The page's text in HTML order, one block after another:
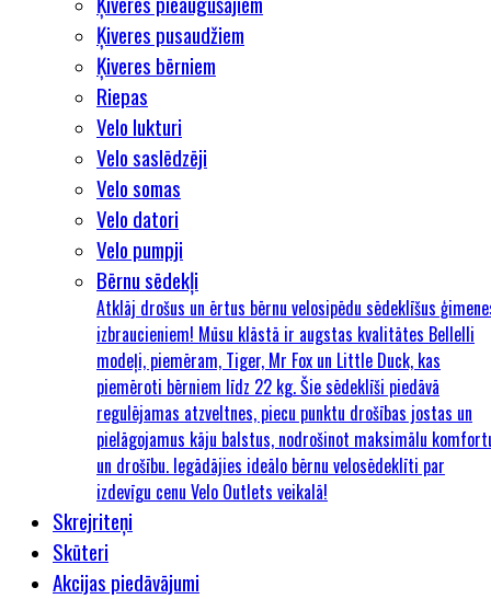
Ķiveres pusaudžiem
Ķiveres bērniem
Riepas
Velo lukturi
Velo saslēdzēji
Velo somas
Velo datori
Velo pumpji
Bērnu sēdekļi
Atklāj drošus un ērtus bērnu velosipēdu sēdeklīšus
izbraucieniem! Mūsu klāstā ir augstas kvalitātes Bellelli
modeļi, piemēram, Tiger, Mr Fox un Little Duck, kas
piemēroti bērniem līdz 22 kg. Šie sēdeklīši piedāvā
regulējamas atzveltnes, piecu punktu drošības jostas un
pielāgojamus kāju balstus, nodrošinot maksimālu
un drošību. Iegādājies ideālo bērnu velosēdeklīti par
izdevīgu cenu Velo Outlets veikalā!
Skrejriteņi
Skūteri
Akcijas piedāvājumi